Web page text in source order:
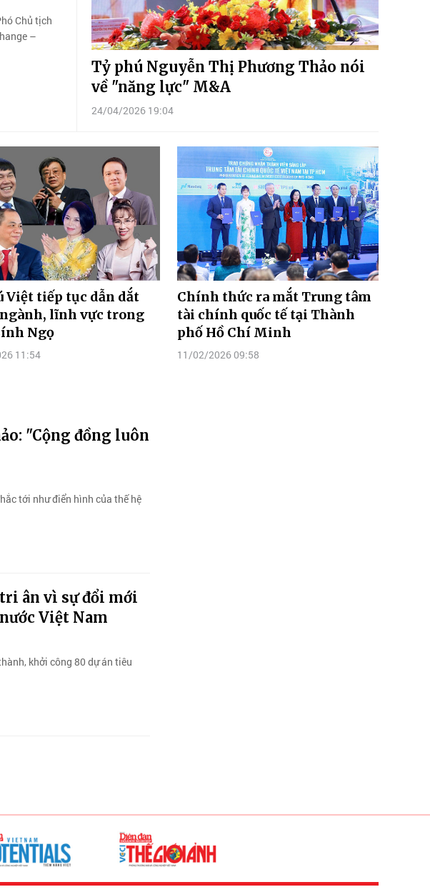
Chủ tịch
–
Tỷ phú Nguyễn Thị Phương Thảo nói
về "năng lực" M&A
24/04/2026 19:04
Việt tiếp tục dẫn dắt
lĩnh vực trong
Ngọ
11:54
Chính thức ra mắt Trung tâm
tài chính quốc tế tại Thành
phố Hồ Chí Minh
11/02/2026 09:58
"Cộng đồng luôn
tới như điển hình của thế hệ
ân vì sự đổi mới
Việt Nam
khởi công 80 dự án tiêu